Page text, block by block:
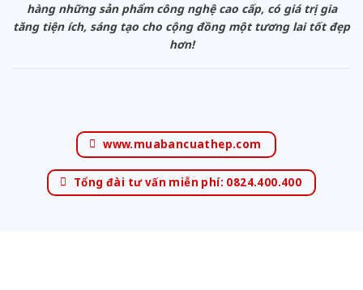
hàng những sản phẩm công nghệ cao cấp, có giá trị gia
tăng tiện ích, sáng tạo cho cộng đồng một tương lai tốt đẹp
hơn!
www.muabancuathep.com
Tổng đài tư vấn miễn phí: 0824.400.400